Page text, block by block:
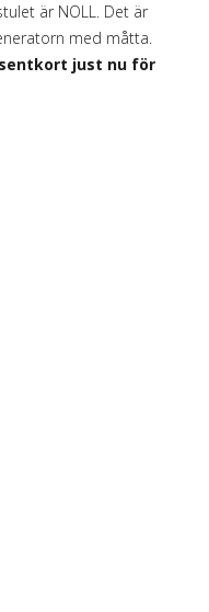
är NOLL. Det är
med måtta.
just nu för